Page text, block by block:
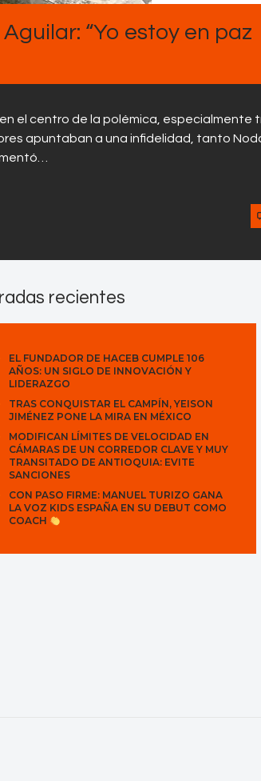
“Yo estoy en paz
el centro de la polémica, especialmente
apuntaban a una infidelidad, tanto
recientes
EL FUNDADOR DE HACEB CUMPLE 106
AÑOS: UN SIGLO DE INNOVACIÓN Y
LIDERAZGO
TRAS CONQUISTAR EL CAMPÍN, YEISON
JIMÉNEZ PONE LA MIRA EN MÉXICO
MODIFICAN LÍMITES DE VELOCIDAD EN
CÁMARAS DE UN CORREDOR CLAVE Y MUY
TRANSITADO DE ANTIOQUIA: EVITE
SANCIONES
CON PASO FIRME: MANUEL TURIZO GANA
LA VOZ KIDS ESPAÑA EN SU DEBUT COMO
COACH